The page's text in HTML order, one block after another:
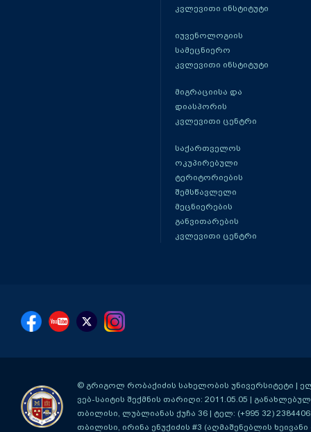
კვლევითი ინსტიტუტი
იუვენოლოგიის
სამეცნიერო
კვლევითი ინსტიტუტი
მიგრაციისა და
დიასპორის
კვლევითი ცენტრი
საქართველოს
ოკუპირებული
ტერიტორიების
შემსწავლელი
მეცნიერების
განვითარების
კვლევითი ცენტრი
© გრიგოლ რობაქიძის სახელობის უნივერსიტეტი |
ვებ-საიტის შექმნის თარიღი: 2011.05.05 |
თბილისი, ლუბლიანას ქუჩა 36 | ტელ: (+995 32)
თბილისი, ირინა ენუქიძის #3 (აღმაშენებლის ხეივანი